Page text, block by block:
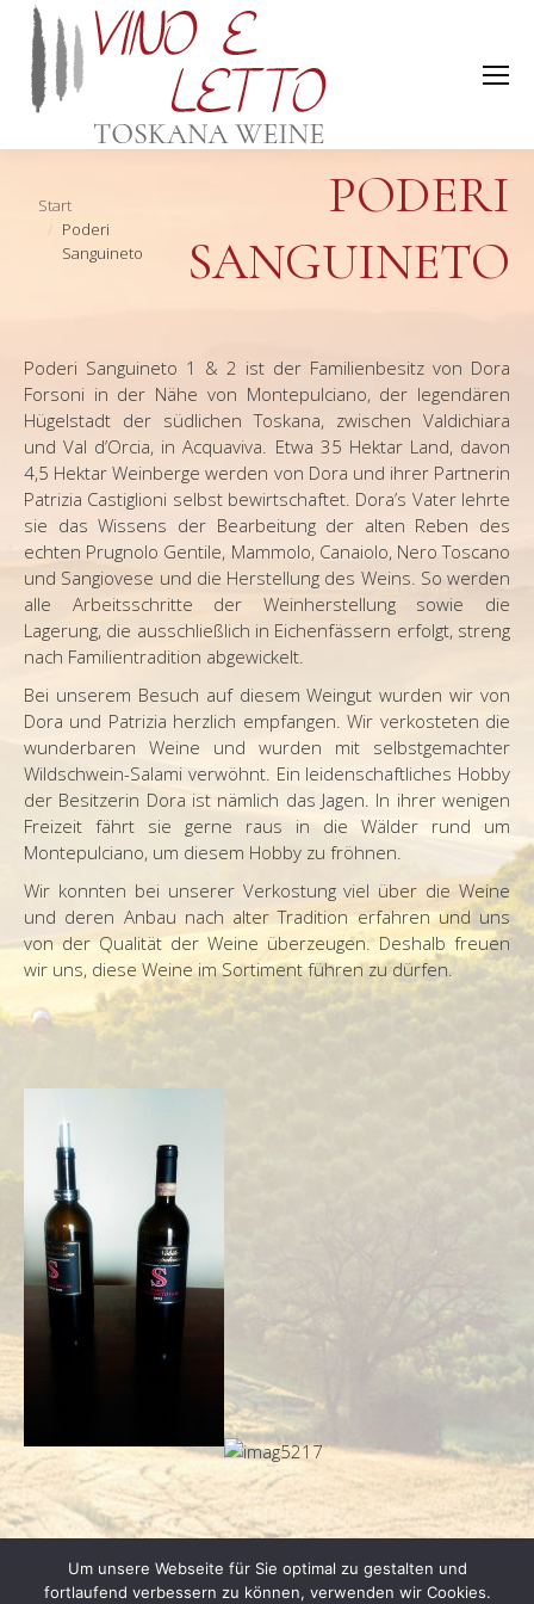
Sie befinden sich hier:
Start
Poderi
Sanguineto
PODERI
SANGUINETO
Poderi Sanguineto 1 & 2 ist der Familienbesitz von Dora
Forsoni in der Nähe von Montepulciano, der legendären
Hügelstadt der südlichen Toskana, zwischen Valdichiara
und Val d’Orcia, in Acquaviva. Etwa 35 Hektar Land, davon
4,5 Hektar Weinberge werden von Dora und ihrer Partnerin
Patrizia Castiglioni selbst bewirtschaftet. Dora’s Vater lehrte
sie das Wissens der Bearbeitung der alten Reben des
echten Prugnolo Gentile, Mammolo, Canaiolo, Nero Toscano
und Sangiovese und die Herstellung des Weins. So werden
alle Arbeitsschritte der Weinherstellung sowie die
Lagerung, die ausschließlich in Eichenfässern erfolgt, streng
nach Familientradition abgewickelt.
Bei unserem Besuch auf diesem Weingut wurden wir von
Dora und Patrizia herzlich empfangen. Wir verkosteten die
wunderbaren Weine und wurden mit selbstgemachter
Wildschwein-Salami verwöhnt. Ein leidenschaftliches Hobby
der Besitzerin Dora ist nämlich das Jagen. In ihrer wenigen
Freizeit fährt sie gerne raus in die Wälder rund um
Montepulciano, um diesem Hobby zu fröhnen.
Wir konnten bei unserer Verkostung viel über die Weine
und deren Anbau nach alter Tradition erfahren und uns
von der Qualität der Weine überzeugen. Deshalb freuen
wir uns, diese Weine im Sortiment führen zu dürfen.
Um unsere Webseite für Sie optimal zu gestalten und
fortlaufend verbessern zu können, verwenden wir Cookies.